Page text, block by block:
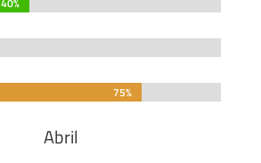
75%
75%
Abril